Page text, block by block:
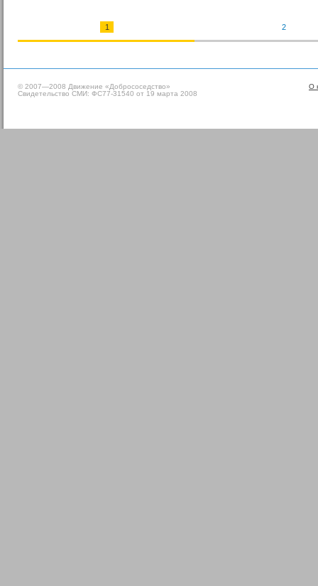
1 2
О
© 2007—2008 Движение «Добрососедство»
Свидетельство СМИ: ФС77-31540 от 19 марта 2008